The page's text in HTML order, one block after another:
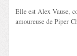
Elle est Alex Vause,
amoureuse de Piper